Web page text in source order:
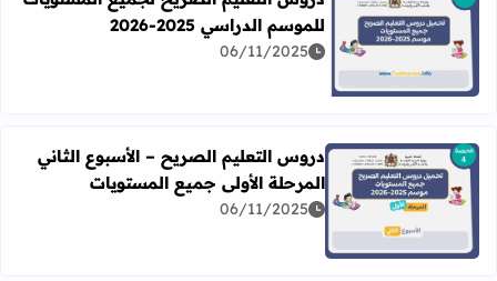
اقرأ المزيد عن دروس التعليم الصريح لجميع المستويات للموسم
للموسم الدراسي 2025-2026
06/11/2025
اقرأ المزيد عن دروس التعليم الصريح – الأسبوع الثاني
دروس التعليم الصريح – الأسبوع الثاني
المرحلة الأولى جميع المستويات
06/11/2025